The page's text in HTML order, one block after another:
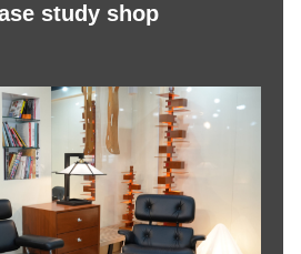
study shop